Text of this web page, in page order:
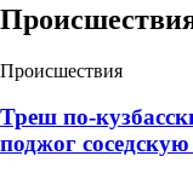
Происшествия
Треш по-
поджог